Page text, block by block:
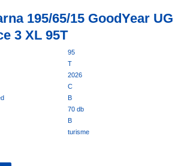
195/65/15 GoodYear UG
3 XL 95T
95
T
2026
C
B
70 db
B
turisme